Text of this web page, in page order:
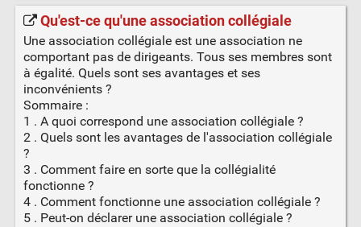
Qu'est-ce qu'une association collégiale
Une association collégiale est une association ne
comportant pas de dirigeants. Tous ses membres sont
à égalité. Quels sont ses avantages et ses
inconvénients ?
Sommaire :
1 . A quoi correspond une association collégiale ?
2 . Quels sont les avantages de l'association collégiale
?
3 . Comment faire en sorte que la collégialité
fonctionne ?
4 . Comment fonctionne une association collégiale ?
5 . Peut-on déclarer une association collégiale ?